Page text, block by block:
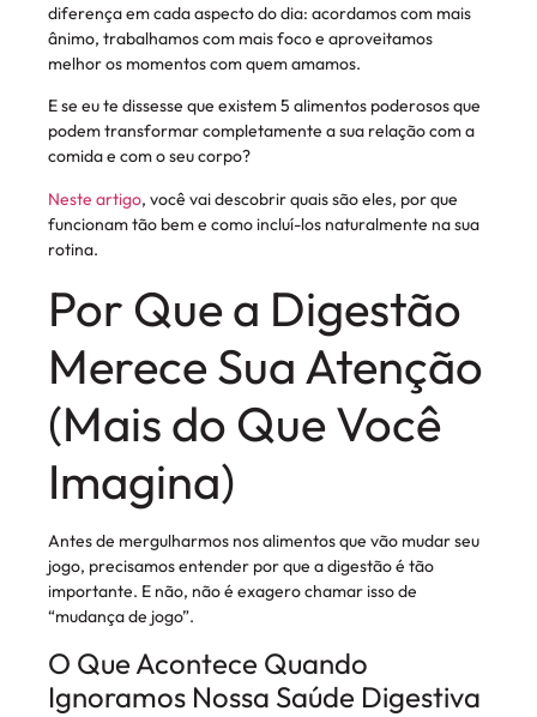
diferença em cada aspecto do dia: acordamos com mais
ânimo, trabalhamos com mais foco e aproveitamos
melhor os momentos com quem amamos.
E se eu te dissesse que existem 5 alimentos poderosos que
podem transformar completamente a sua relação com a
comida e com o seu corpo?
Neste artigo, você vai descobrir quais são eles, por que
funcionam tão bem e como incluí-los naturalmente na sua
rotina.
Por Que a Digestão
Merece Sua Atenção
(Mais do Que Você
Imagina)
Antes de mergulharmos nos alimentos que vão mudar seu
jogo, precisamos entender por que a digestão é tão
importante. E não, não é exagero chamar isso de
“mudança de jogo”.
O Que Acontece Quando
Ignoramos Nossa Saúde Digestiva